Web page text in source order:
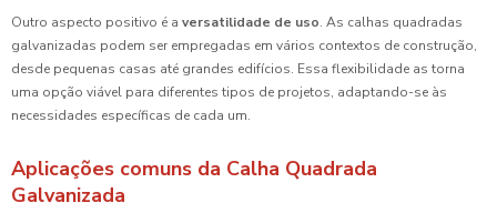
Outro aspecto positivo é a versatilidade de uso. As calhas quadradas
galvanizadas podem ser empregadas em vários contextos de construção,
desde pequenas casas até grandes edifícios. Essa flexibilidade as torna
uma opção viável para diferentes tipos de projetos, adaptando-se às
necessidades específicas de cada um.
Aplicações comuns da Calha Quadrada
Galvanizada